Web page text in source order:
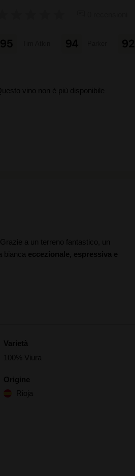
95 94 92
vino non è più disponibile
a un terreno fantastico, un
bianca eccezionale, espressiva e
Varietà
100% Viura
Origine
Rioja